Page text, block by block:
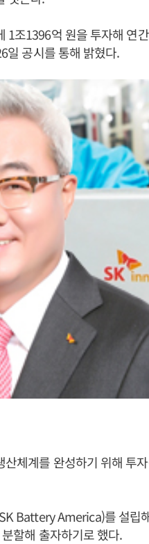
1조1396억 원을 투자해 연
일 공시를 통해 밝혔다.
체계를 완성하기 위해 투
Battery America)를 설립
할해 출자하기로 했다.